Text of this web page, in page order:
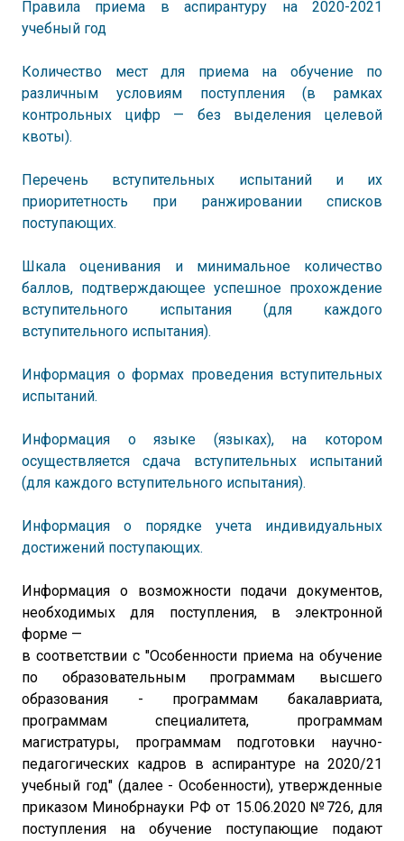
Правила приема в аспирантуру на 2020-2021
учебный год
Количество мест для приема на обучение по
различным условиям поступления (в рамках
контрольных цифр — без выделения целевой
квоты).
Перечень вступительных испытаний и их
приоритетность при ранжировании списков
поступающих.
Шкала оценивания и минимальное количество
баллов, подтверждающее успешное прохождение
вступительного испытания (для каждого
вступительного испытания).
Информация о формах проведения вступительных
испытаний.
Информация о языке (языках), на котором
осуществляется сдача вступительных испытаний
(для каждого вступительного испытания).
Информация о порядке учета индивидуальных
достижений поступающих.
Информация о возможности подачи документов,
необходимых для поступления, в электронной
форме —
в соответствии с "Особенности приема на обучение
по образовательным программам высшего
образования - программам бакалавриата,
программам специалитета, программам
магистратуры, программам подготовки научно-
педагогических кадров в аспирантуре на 2020/21
учебный год" (далее - Особенности), утвержденные
приказом Минобрнауки РФ от 15.06.2020 №726, для
поступления на обучение поступающие подают